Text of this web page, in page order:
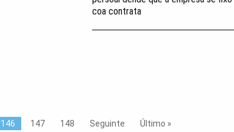
coa contrata
146 147 148 Seguinte Último »